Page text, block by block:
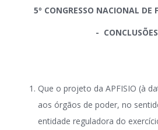
5º CONGRESSO NACIONAL DE
-
Que o projeto da APFISIO (à
aos órgãos de poder, no
entidade reguladora do